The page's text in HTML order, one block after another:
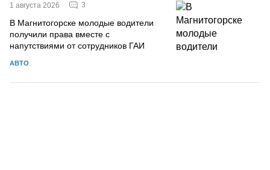
1 августа 2026 3
В Магнитогорске молодые водители
получили права вместе с
напутствиями от сотрудников ГАИ
АВТО